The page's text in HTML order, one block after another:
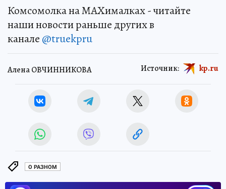
Комсомолка на MAXималках - читайте
наши новости раньше других в
канале @truekpru
Алена ОВЧИННИКОВА Источник: kp.ru
О РАЗНОМ